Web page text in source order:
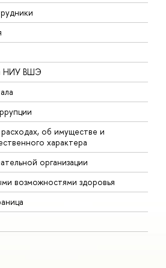
НИУ ВШЭ
об имуществе и
характера
организации
возможностями здоровья